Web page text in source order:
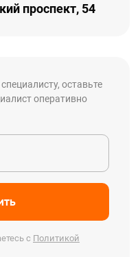
проспект, 54
оставьте
оперативно
с Политикой